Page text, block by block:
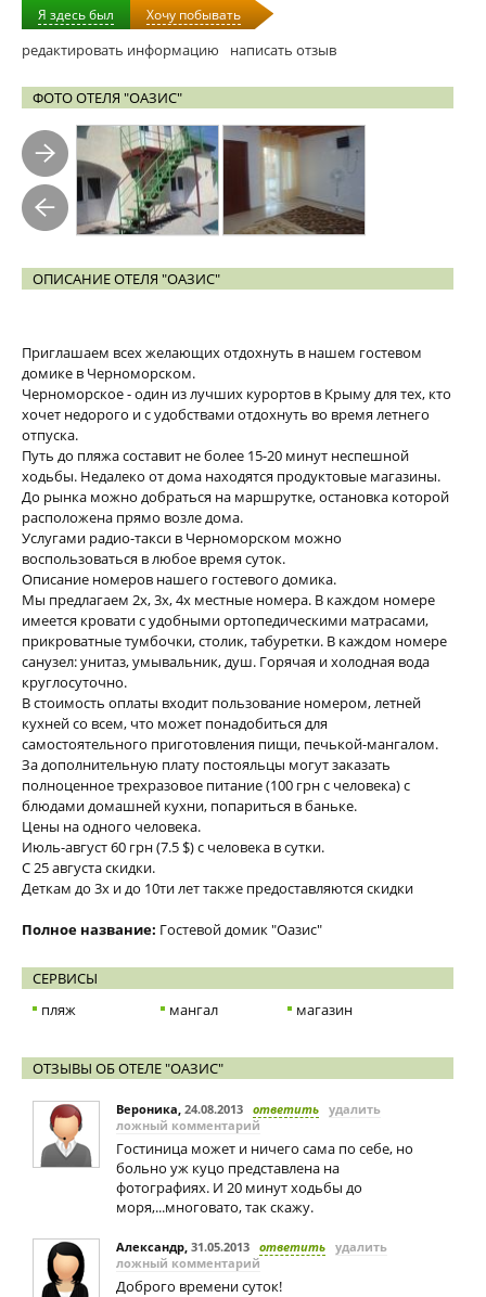
Я здесь был Хочу побывать
редактировать информацию написать отзыв
ФОТО ОТЕЛЯ "ОАЗИС"
ОПИСАНИЕ ОТЕЛЯ "ОАЗИС"
Приглашаем всех желающих отдохнуть в нашем гостевом
домике в Черноморском.
Черноморское - один из лучших курортов в Крыму для тех, кто
хочет недорого и с удобствами отдохнуть во время летнего
отпуска.
Путь до пляжа составит не более 15-20 минут неспешной
ходьбы. Недалеко от дома находятся продуктовые магазины.
До рынка можно добраться на маршрутке, остановка которой
расположена прямо возле дома.
Услугами радио-такси в Черноморском можно
воспользоваться в любое время суток.
Описание номеров нашего гостевого домика.
Мы предлагаем 2х, 3х, 4х местные номера. В каждом номере
имеется кровати с удобными ортопедическими матрасами,
прикроватные тумбочки, столик, табуретки. В каждом номере
санузел: унитаз, умывальник, душ. Горячая и холодная вода
круглосуточно.
В стоимость оплаты входит пользование номером, летней
кухней со всем, что может понадобиться для
самостоятельного приготовления пищи, печькой-мангалом.
За дополнительную плату постояльцы могут заказать
полноценное трехразовое питание (100 грн с человека) с
блюдами домашней кухни, попариться в баньке.
Цены на одного человека.
Июль-август 60 грн (7.5 $) с человека в сутки.
С 25 августа скидки.
Деткам до 3х и до 10ти лет также предоставляются скидки
Полное название: Гостевой домик "Оазис"
СЕРВИСЫ
пляж
мангал магазин
ОТЗЫВЫ ОБ ОТЕЛЕ "ОАЗИС"
Вероника, 24.08.2013 ответить удалить
ложный комментарий
Гостиница может и ничего сама по себе, но
больно уж куцо представлена на
фотографиях. И 20 минут ходьбы до
моря,...многовато, так скажу.
Александр, 31.05.2013 ответить удалить
ложный комментарий
Доброго времени суток!